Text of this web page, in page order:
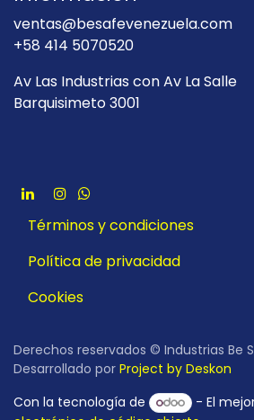
ventas@besafevenezuela.com
+58 414 5070520
Av Las Industrias con Av La Salle
Barquisimeto 3001
Términos y condiciones
Política de privacidad
Cookies
Derechos reservados © Industrias Be
Desarrollado por Project by Deskon
Con la tecnología de
- El